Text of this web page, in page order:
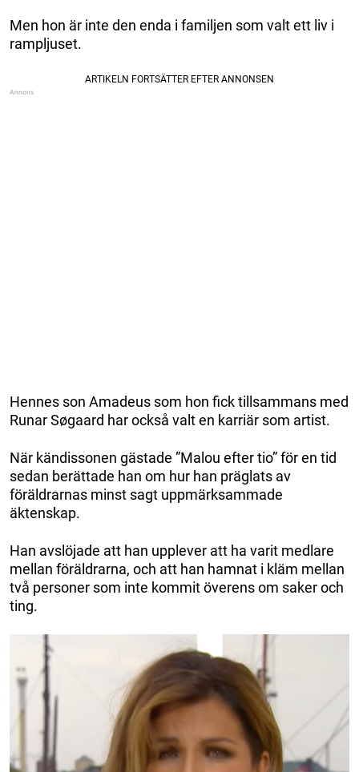
Men hon är inte den enda i familjen som valt ett liv i
rampljuset.
Hennes son Amadeus som hon fick tillsammans med
Runar Søgaard har också valt en karriär som artist.
När kändissonen gästade ”Malou efter tio” för en tid
sedan berättade han om hur han präglats av
föräldrarnas minst sagt uppmärksammade
äktenskap.
Han avslöjade att han upplever att ha varit medlare
mellan föräldrarna, och att han hamnat i kläm mellan
två personer som inte kommit överens om saker och
ting.